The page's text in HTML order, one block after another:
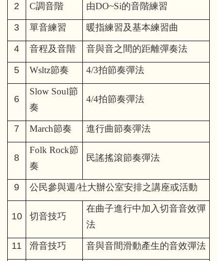
2 C調音階 由DO~Si的音階練習
3 單音練習 暖指練習及基本練習曲
4 音程及音階 音與音之間的距離彈奏法
5 Wsltz節奏 4/3拍節奏彈法
6
Slow Soul節
奏
4/4拍節奏彈法
7 March節奏 進行曲節奏彈法
8
Folk Rock節
奏
民謠搖滾節奏彈法
9 公民參與週/社大辦公室安排之講座或活動
10 切音技巧
在曲子進行中加入切音音效彈
法
11 滑音技巧 音與音間滑動產生的音效彈法